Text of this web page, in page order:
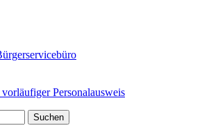
Personalausweis
Suchen